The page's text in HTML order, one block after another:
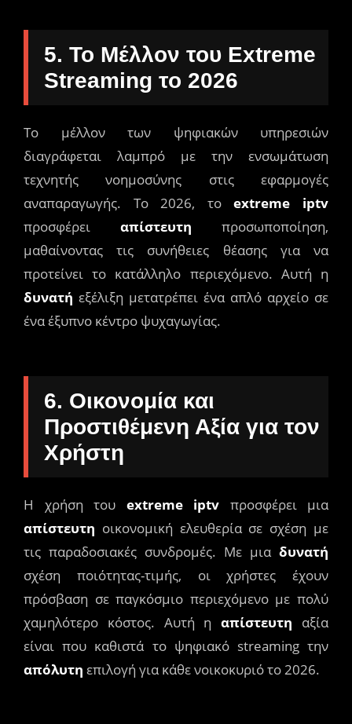
5. Το Μέλλον του Extreme
Streaming το 2026
Το μέλλον των ψηφιακών υπηρεσιών
διαγράφεται λαμπρό με την ενσωμάτωση
τεχνητής νοημοσύνης στις εφαρμογές
αναπαραγωγής. Το 2026, τοextreme iptv
προσφέρει απίστευτη προσωποποίηση,
μαθαίνοντας τις συνήθειες θέασης για να
προτείνει το κατάλληλο περιεχόμενο. Αυτή η
δυνατή εξέλιξη μετατρέπει ένα απλό αρχείο σε
ένα έξυπνο κέντρο ψυχαγωγίας.
6. Οικονομία και
Προστιθέμενη Αξία για τον
Χρήστη
Η χρήση του extreme iptv προσφέρει μια
απίστευτη οικονομική ελευθερία σε σχέση με
τις παραδοσιακές συνδρομές. Με μια δυνατή
σχέση ποιότητας-τιμής, οι χρήστες έχουν
πρόσβαση σε παγκόσμιο περιεχόμενο με πολύ
χαμηλότερο κόστος. Αυτή ηαπίστευτη αξία
είναι που καθιστά το ψηφιακό streaming την
απόλυτη επιλογή για κάθε νοικοκυριό το 2026.